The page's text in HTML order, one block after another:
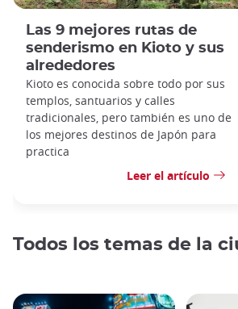
Las 9 mejores rutas de
senderismo en Kioto y sus
alrededores
Kioto es conocida sobre todo por sus
templos, santuarios y calles
tradicionales, pero también es uno de
los mejores destinos de Japón para
practica
Leer el artículo
Todos los temas de la